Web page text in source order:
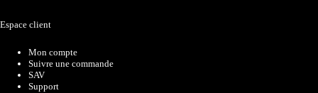
Espace client
Mon compte
Suivre une commande
SAV
Support